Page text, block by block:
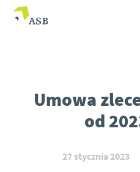
Umowa
od
27 stycznia 2023